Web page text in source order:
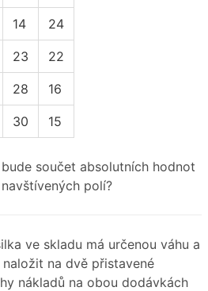
14 24
23 22
28 16
30 15
součet absolutních hodnot
polí?
ve skladu má určenou váhu a
na dvě přistavené
nákladů na obou dodávkách